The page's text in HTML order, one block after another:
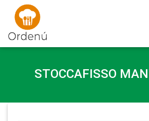
Ordenu
STOCCAFISSO